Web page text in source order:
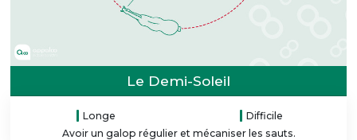
Le Demi-Soleil
Longe
Difficile
Avoir un galop régulier et mécaniser les sauts.